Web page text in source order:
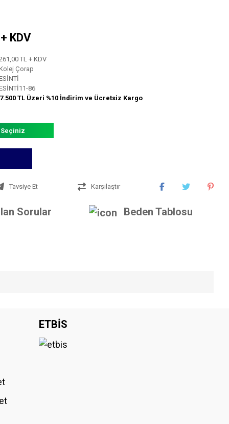
KDV
TL + KDV
Çorap
86
7.500 TL Üzeri %10 İndirim ve Ücretsiz Kargo
Seçiniz
Tavsiye Et Karşılaştır
Sorular Beden Tablosu
ETBİS